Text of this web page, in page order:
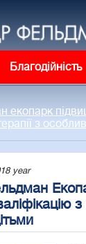
Благодійність
екопарк
з
year
з